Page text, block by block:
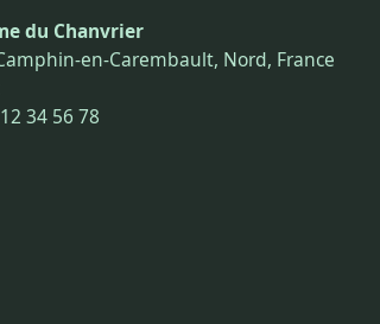
du Chanvrier
en-Carembault, Nord, France
34 56 78